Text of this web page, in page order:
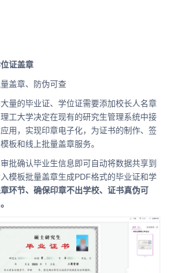
证盖章
盖章、防伪可查
量的毕业证、学位证需要添加校长人名章
工大学决定在现有的研究生管理系统中接
用，实现印章电子化，为证书的制作、签
板和线上批量盖章服务。
批确认毕业生信息即可自动将数据共享到
模板批量盖章生成PDF格式的毕业证和学
环节、确保印章不出学校、证书真伪可